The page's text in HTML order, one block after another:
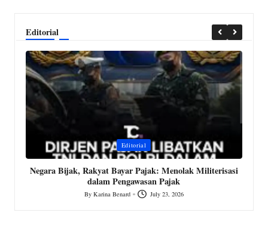
Editorial
Posted
in
Editorial
Negara Bijak, Rakyat Bayar Pajak: Menolak Militerisasi
dalam Pengawasan Pajak
Posted
By Karina Benard July 23, 2026